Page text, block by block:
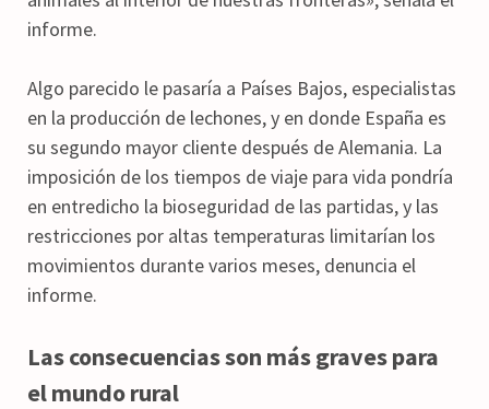
informe.
Algo parecido le pasaría a Países Bajos, especialistas
en la producción de lechones, y en donde España es
su segundo mayor cliente después de Alemania. La
imposición de los tiempos de viaje para vida pondría
en entredicho la bioseguridad de las partidas, y las
restricciones por altas temperaturas limitarían los
movimientos durante varios meses, denuncia el
informe.
Las consecuencias son más graves para
el mundo rural